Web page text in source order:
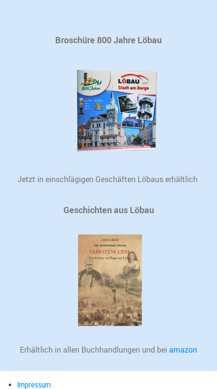
Broschüre 800 Jahre Löbau
Jetzt in einschlägigen Geschäften Löbaus erhältlich
Geschichten aus Löbau
Erhältlich in allen Buchhandlungen und bei amazon
Impressum